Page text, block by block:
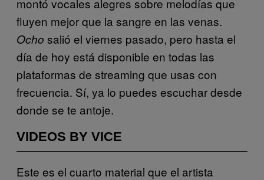
fluyen mejor que la sangre en las venas.
Ocho salió el viernes pasado, pero hasta el
día de hoy está disponible en todas las
plataformas de streaming que usas con
frecuencia. Sí, ya lo puedes escuchar desde
donde se te antoje.
VIDEOS BY VICE
Este es el cuarto material que el artista